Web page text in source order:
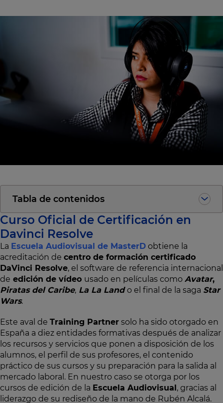
Tabla de contenidos
Curso Oficial de Certificación en
Davinci Resolve
La Escuela Audiovisual de MasterD obtiene la
acreditación de centro de formación certificado
DaVinci Resolve, el software de referencia internacional
de edición de vídeo usado en películas como Avatar,
Piratas del Caribe, La La Lando el final de la saga Star
Wars.
Este aval de Training Partner solo ha sido otorgado en
España a diez entidades formativas después de analizar
los recursos y servicios que ponen a disposición de los
alumnos, el perfil de sus profesores, el contenido
práctico de sus cursos y su preparación para la salida al
mercado laboral. En nuestro caso se otorga por los
cursos de edición de la Escuela Audiovisual, gracias al
liderazgo de su rediseño de la mano de Rubén Alcalá.